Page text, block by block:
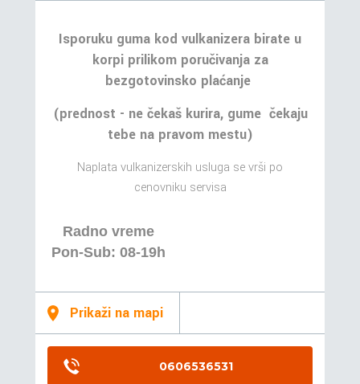
Isporuku guma kod vulkanizera birate u
korpi prilikom poručivanja za
bezgotovinsko plaćanje
(prednost - ne čekaš kurira, gume čekaju
tebe na pravom mestu)
Naplata vulkanizerskih usluga se vrši po
cenovniku servisa
Radno vreme
Pon-Sub: 08-19h
Prikaži na mapi
0606536531